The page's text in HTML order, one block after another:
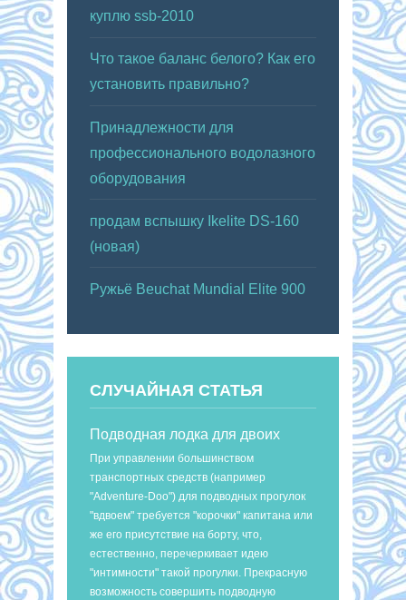
куплю ssb-2010
Что такое баланс белого? Как его
установить правильно?
Принадлежности для
профессионального водолазного
оборудования
продам вспышку Ikelite DS-160
(новая)
Ружьё Beuchat Mundial Elite 900
СЛУЧАЙНАЯ СТАТЬЯ
Подводная лодка для двоих
При управлении большинством
транспортных средств (например
"Adventure-Doo") для подводных прогулок
"вдвоем" требуется "корочки" капитана или
же его присутствие на борту, что,
естественно, перечеркивает идею
"интимности" такой прогулки. Прекрасную
возможность совершить подводную